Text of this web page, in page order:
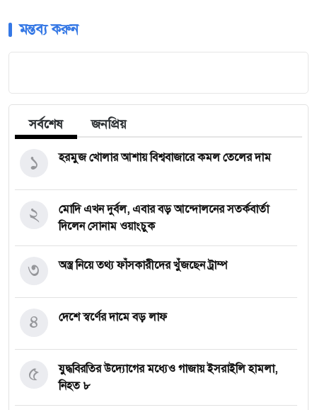
মন্তব্য করুন
সর্বশেষ জনপ্রিয়
হরমুজ খোলার আশায় বিশ্ববাজারে কমল তেলের দাম
১
মোদি এখন দুর্বল, এবার বড় আন্দোলনের সতর্কবার্তা
দিলেন সোনাম ওয়াংচুক
২
অস্ত্র নিয়ে তথ্য ফাঁসকারীদের খুঁজছেন ট্রাম্প
৩
দেশে স্বর্ণের দামে বড় লাফ
৪
যুদ্ধবিরতির উদ্যোগের মধ্যেও গাজায় ইসরাইলি হামলা,
নিহত ৮
৫